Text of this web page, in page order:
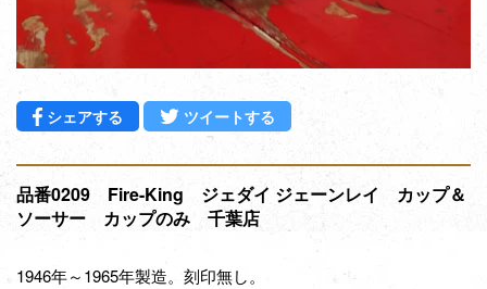
シェアする Facebookでシェアする
ツイートする
品番0209 Fire-King ジェダイ ジェーンレイ カップ＆
ソーサー カップのみ 千葉店
1946年～1965年製造。刻印無し。